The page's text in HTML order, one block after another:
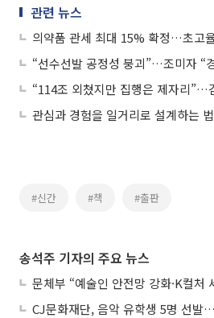
관련 뉴스
관심과 경험을 일거리로 설계하는 법
#신간 #책 #출판
송석주 기자의 주요 뉴스